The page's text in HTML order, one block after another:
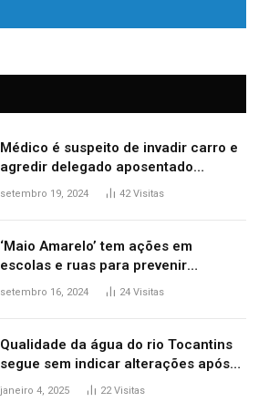
Médico é suspeito de invadir carro e
agredir delegado aposentado
durante confusão no trânsito
setembro 19, 2024 42Visitas
‘Maio Amarelo’ tem ações em
escolas e ruas para prevenir
acidentes no trânsito no AP
setembro 16, 2024 24 Visitas
Qualidade da água do rio Tocantins
segue sem indicar alterações após
desabamento da ponte entre MA e
janeiro 4, 2025 22Visitas